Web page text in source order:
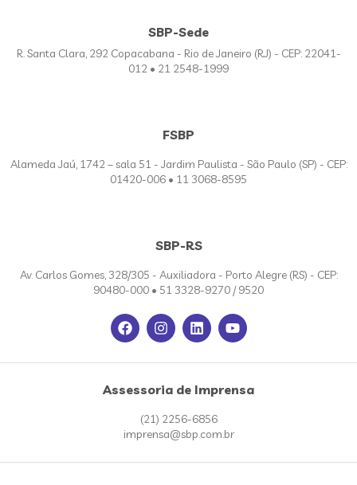
SBP-Sede
R. Santa Clara, 292 Copacabana - Rio de Janeiro (RJ) - CEP: 22041-
012 • 21 2548-1999
FSBP
Alameda Jaú, 1742 – sala 51 - Jardim Paulista - São Paulo (SP) - CEP:
01420-006 • 11 3068-8595
SBP-RS
Av. Carlos Gomes, 328/305 - Auxiliadora - Porto Alegre (RS) - CEP:
90480-000 • 51 3328-9270 / 9520
Assessoria de Imprensa
(21) 2256-6856
imprensa@sbp.com.br